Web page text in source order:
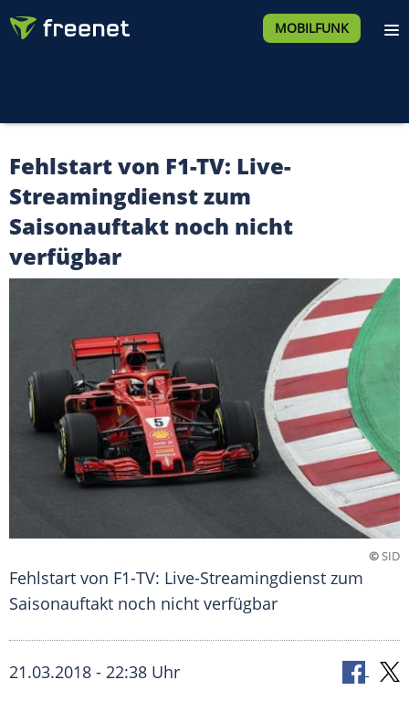
MOBILFUNK
Fehlstart von F1-TV: Live-
Streamingdienst zum
Saisonauftakt noch nicht
verfügbar
©SID
Fehlstart von F1-TV: Live-Streamingdienst zum
Saisonauftakt noch nicht verfügbar
21.03.2018 - 22:38 Uhr